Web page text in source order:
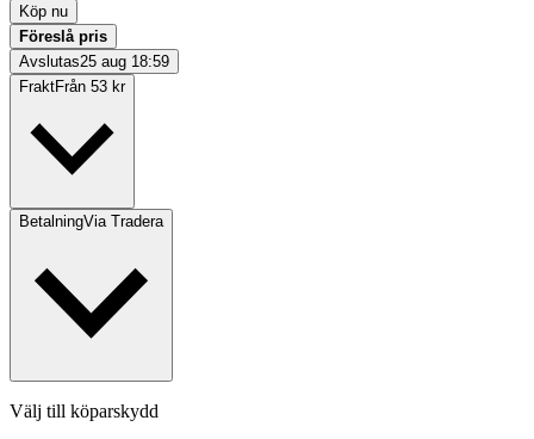
Köp nu
Föreslå pris
Avslutas25 aug 18:59
FraktFrån 53 kr
BetalningVia Tradera
Välj till köparskydd